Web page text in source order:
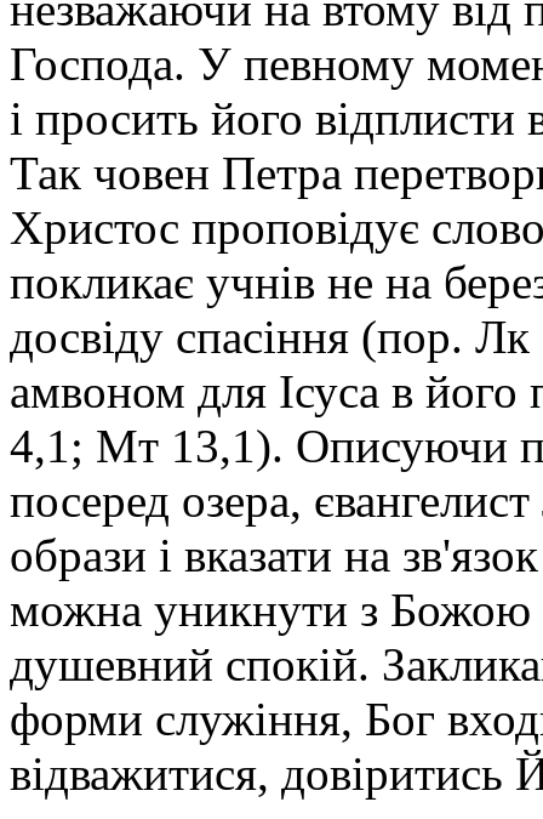
Господа. У певному
і просить його відплисти
Так човен Петра
Христос проповідує
покликає учнів не на
досвіду спасіння (пор.
амвоном для Ісуса в його
4,1; Мт 13,1). Описуючи
посеред озера,
образи і вказати на
можна уникнути з
душевний спокій.
форми служіння, Бог
відважитися, довіритись